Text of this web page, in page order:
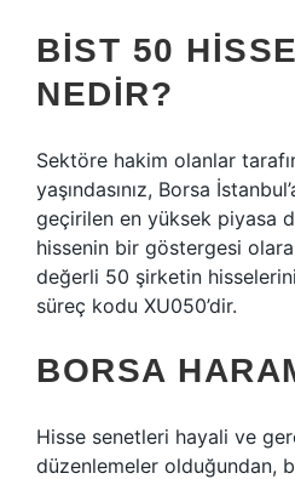
BIST 50
NEDIR?
Sektöre hakim olanlar
yaşındasınız, Borsa
geçirilen en yüksek piyasa
hissenin bir göstergesi
değerli 50 şirketin
süreç kodu XU050’dir.
BORSA
Hisse senetleri hayali ve
düzenlemeler olduğundan,